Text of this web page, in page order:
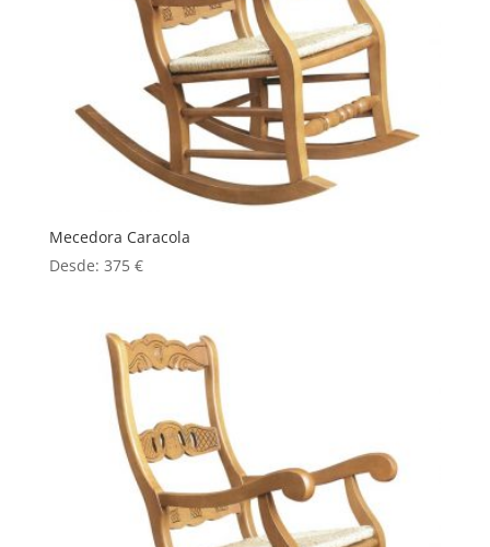
Mecedora Caracola
Desde: 375 €